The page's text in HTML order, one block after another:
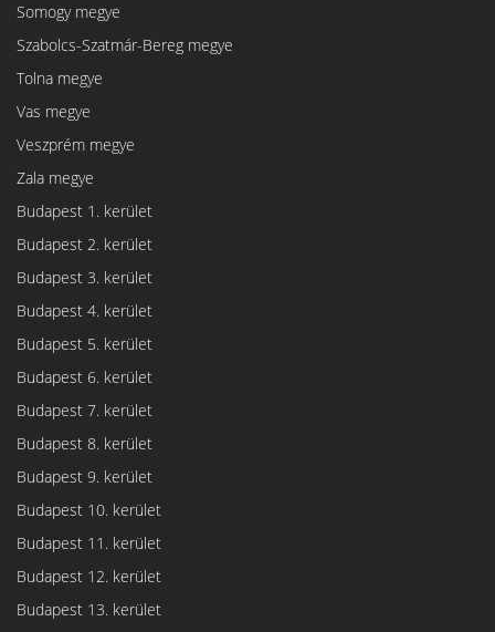
Somogy megye
Szabolcs-Szatmár-Bereg megye
Tolna megye
Vas megye
Veszprém megye
Zala megye
Budapest 1. kerület
Budapest 2. kerület
Budapest 3. kerület
Budapest 4. kerület
Budapest 5. kerület
Budapest 6. kerület
Budapest 7. kerület
Budapest 8. kerület
Budapest 9. kerület
Budapest 10. kerület
Budapest 11. kerület
Budapest 12. kerület
Budapest 13. kerület